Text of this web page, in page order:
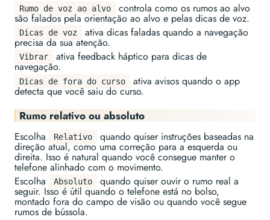
Rumo de voz ao alvo controla como os rumos ao alvo
são falados pela orientação ao alvo e pelas dicas de voz.
Dicas de voz ativa dicas faladas quando a navegação
precisa da sua atenção.
Vibrar ativa feedback háptico para dicas de
navegação.
Dicas de fora do curso ativa avisos quando o app
detecta que você saiu do curso.
Rumo relativo ou absoluto
Escolha Relativo quando quiser instruções baseadas na
direção atual, como uma correção para a esquerda ou
direita. Isso é natural quando você consegue manter o
telefone alinhado com o movimento.
Escolha
Absoluto quando quiser ouvir o rumo real a
seguir. Isso é útil quando o telefone está no bolso,
montado fora do campo de visão ou quando você segue
rumos de bússola.